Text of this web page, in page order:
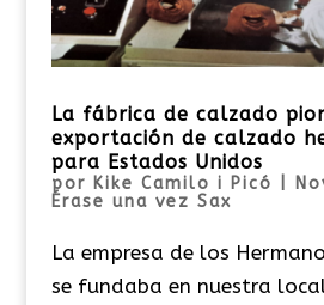
La fábrica de calzado
exportación de calzado
para Estados Unidos
por Kike Camilo i Picó
Érase una vez Sax
La empresa de los
se fundaba en nuestra